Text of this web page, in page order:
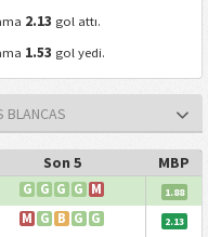
2.13 gol attı.
1.53 gol yedi.
BLANCAS
Son 5 MBP
G G G G M 1.88
M G B G G 2.13